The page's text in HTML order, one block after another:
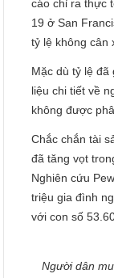
cáo chỉ ra thực
19 ở San
tỷ lệ không cân
Mặc dù tỷ lệ đã
liệu chi tiết về
không được
Chắc chắn tài
đã tăng vọt
Nghiên cứu
triệu gia đình
với con số
Người dân